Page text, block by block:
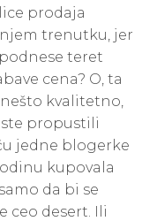
prodaja
trenutku, jer
teret
cena? O, ta
kvalitetno,
propustili
jedne blogerke
kupovala
da bi se
ceo desert. Ili